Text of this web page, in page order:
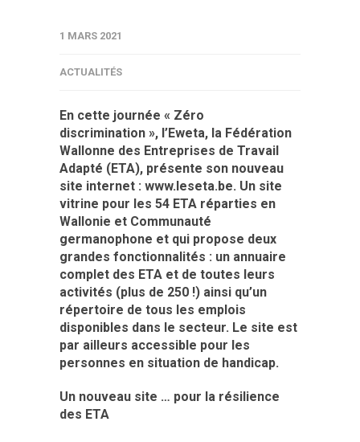
1 MARS 2021
ACTUALITÉS
En cette journée « Zéro
discrimination », l’Eweta, la Fédération
Wallonne des Entreprises de Travail
Adapté (ETA), présente son nouveau
site internet : www.leseta.be. Un site
vitrine pour les 54 ETA réparties en
Wallonie et Communauté
germanophone et qui propose deux
grandes fonctionnalités : un annuaire
complet des ETA et de toutes leurs
activités (plus de 250 !) ainsi qu’un
répertoire de tous les emplois
disponibles dans le secteur. Le site est
par ailleurs accessible pour les
personnes en situation de handicap.
Un nouveau site … pour la résilience
des ETA